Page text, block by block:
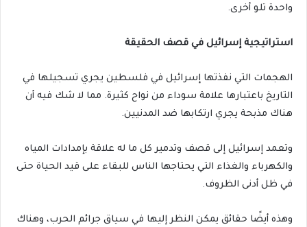
واحدة تلو أخرى.
استراتيجية إسرائيل في قصف الحقيقة
الهجمات التي نفذتها إسرائيل في فلسطين يجري تسجيلها في
التاريخ باعتبارها علامة سوداء من نواح كثيرة. مما لا شك فيه أن
هناك مذبحة يجري ارتكابها ضد المدنيين.
وتعمد إسرائيل إلى قصف وتدمير كل ما له علاقة بإمدادات المياه
والكهرباء والغذاء التي يحتاجها الناس للبقاء على قيد الحياة حتى
في ظل أدنى الظروف.
وهذه أيضًا حقائق يمكن النظر إليها في سياق جرائم الحرب، وهناك